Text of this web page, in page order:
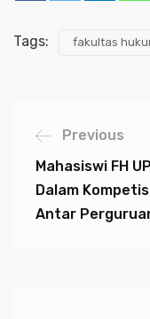
Tags: fakultas
Previous
Mahasiswi FH
Dalam
Antar